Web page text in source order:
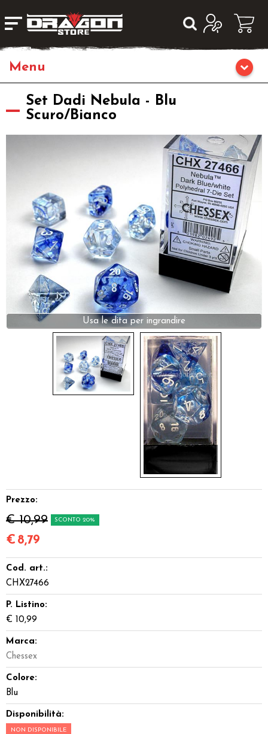
Giochi da Tavolo
Giochi di Carte Collezionabili
Miniature
Accessori
Giocattoli e Gadget
Offerte del Dragone
Set Dadi Nebula - Blu
Scuro/Bianco
Usa le dita per ingrandire
Prezzo:
€ 10,99 SCONTO 20%
€ 8,79
Cod. art.:
CHX27466
P. Listino:
€ 10,99
Marca:
Chessex
Colore:
Blu
Disponibilità:
NON DISPONIBILE